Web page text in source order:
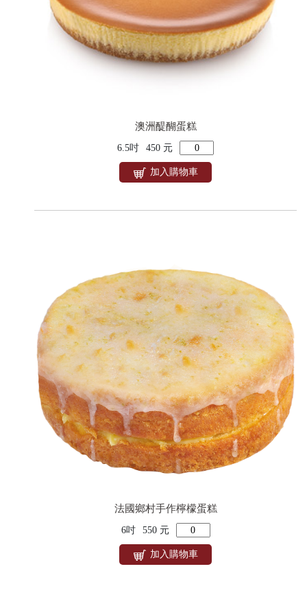
澳洲醍醐蛋糕
6.5吋 450 元
加入購物車
法國鄉村手作檸檬蛋糕
6吋 550 元
加入購物車